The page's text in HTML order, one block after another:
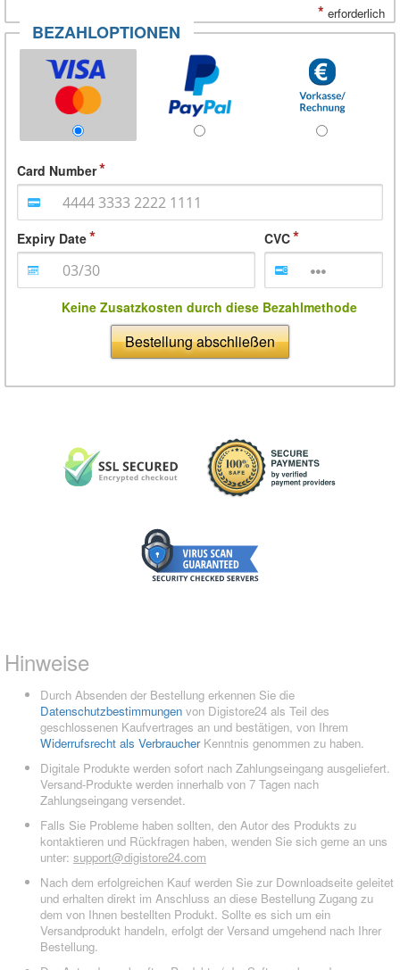
* erforderlich
BEZAHLOPTIONEN
Card Number
Expiry Date CVC
Keine Zusatzkosten durch diese Bezahlmethode
Bestellung abschließen
Hinweise
Durch Absenden der Bestellung erkennen Sie die
Datenschutzbestimmungen von Digistore24 als Teil des
geschlossenen Kaufvertrages an und bestätigen, von Ihrem
Widerrufsrecht als VerbraucherKenntnis genommen zu haben.
Digitale Produkte werden sofort nach Zahlungseingang ausgeliefert.
Versand-Produkte werden innerhalb von 7 Tagen nach
Zahlungseingang versendet.
Falls Sie Probleme haben sollten, den Autor des Produkts zu
kontaktieren und Rückfragen haben, wenden Sie sich gerne an uns
unter: support@digistore24.com
Nach dem erfolgreichen Kauf werden Sie zur Downloadseite geleitet
und erhalten direkt im Anschluss an diese Bestellung Zugang zu
dem von Ihnen bestellten Produkt. Sollte es sich um ein
Versandprodukt handeln, erfolgt der Versand umgehend nach Ihrer
Bestellung.